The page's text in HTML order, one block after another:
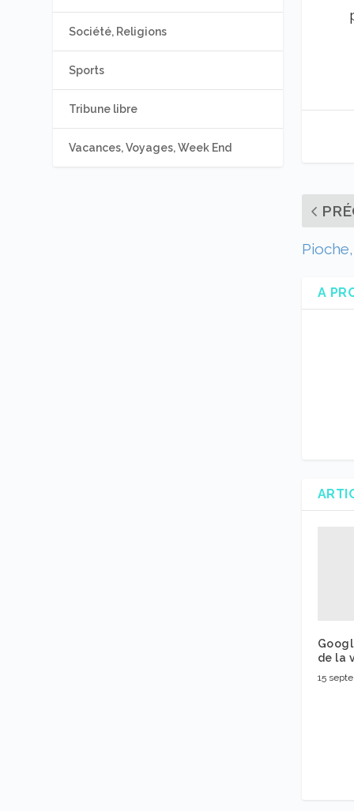
A
de la
15
Société, Religions
Sports
Tribune libre
Vacances, Voyages, Week End